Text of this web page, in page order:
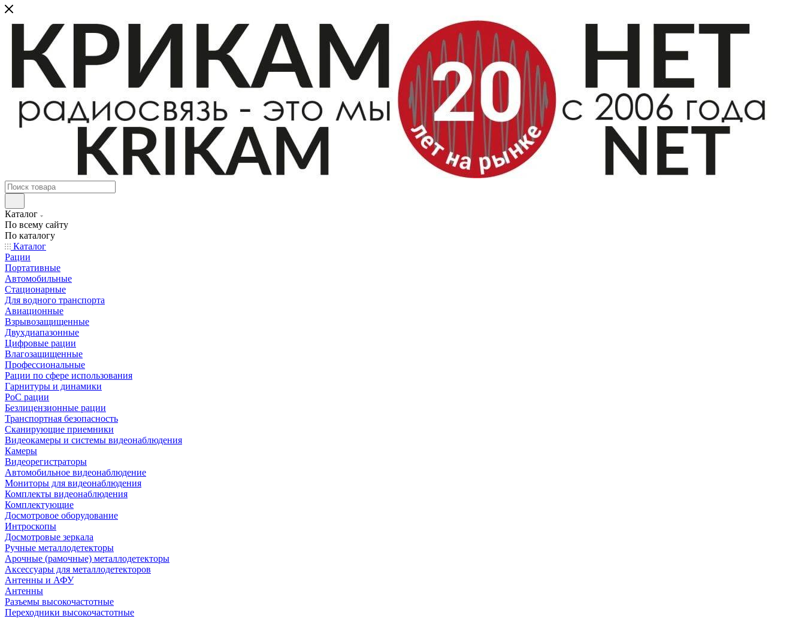
Каталог
По всему сайту
По каталогу
Каталог
Рации
Портативные
Автомобильные
Стационарные
Для водного транспорта
Авиационные
Взрывозащищенные
Двухдиапазонные
Цифровые рации
Влагозащищенные
Профессиональные
Рации по сфере использования
Гарнитуры и динамики
PoC рации
Безлицензионные рации
Транспортная безопасность
Сканирующие приемники
Видеокамеры и системы видеонаблюдения
Камеры
Видеорегистраторы
Автомобильное видеонаблюдение
Мониторы для видеонаблюдения
Комплекты видеонаблюдения
Комплектующие
Досмотровое оборудование
Интроскопы
Досмотровые зеркала
Ручные металлодетекторы
Арочные (рамочные) металлодетекторы
Аксессуары для металлодетекторов
Антенны и АФУ
Антенны
Разъемы высокочастотные
Переходники высокочастотные